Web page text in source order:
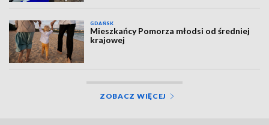
GDAŃSK
Mieszkańcy Pomorza młodsi od średniej
krajowej
ZOBACZ WIĘCEJ